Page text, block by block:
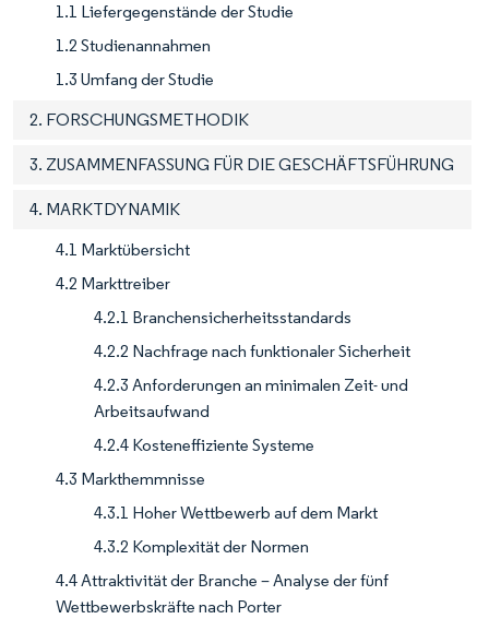
1.1 Liefergegenstände der Studie
1.2 Studienannahmen
1.3 Umfang der Studie
2. FORSCHUNGSMETHODIK
3. ZUSAMMENFASSUNG FÜR DIE GESCHÄFTSFÜHRUNG
4. MARKTDYNAMIK
4.1 Marktübersicht
4.2 Markttreiber
4.2.1 Branchensicherheitsstandards
4.2.2 Nachfrage nach funktionaler Sicherheit
4.2.3 Anforderungen an minimalen Zeit- und
Arbeitsaufwand
4.2.4 Kosteneffiziente Systeme
4.3 Markthemmnisse
4.3.1 Hoher Wettbewerb auf dem Markt
4.3.2 Komplexität der Normen
4.4 Attraktivität der Branche – Analyse der fünf
Wettbewerbskräfte nach Porter